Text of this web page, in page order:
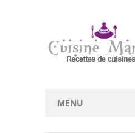
MENU